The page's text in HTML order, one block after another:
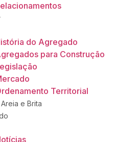
do Agregado
para Construção
Territorial
e Brita